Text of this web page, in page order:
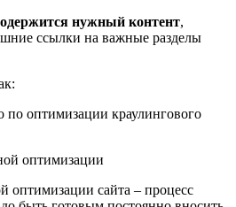
нужный контент,
ссылки на важные разделы
оптимизации
оптимизации сайта – процесс